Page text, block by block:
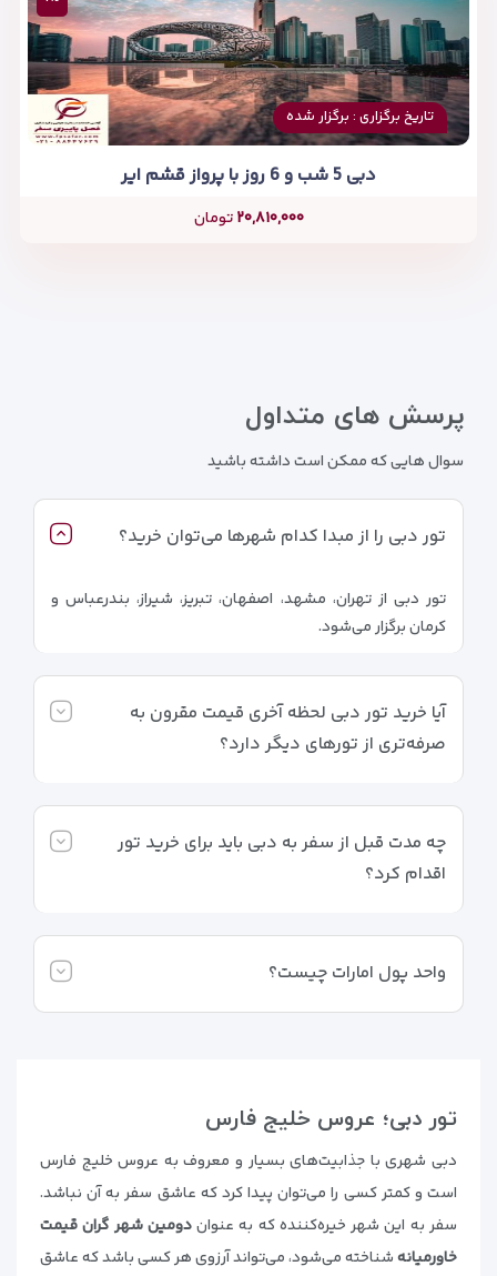
تاریخ برگزاری : برگزار شده
دبی 5 شب و 6 روز با پرواز قشم ایر
۲۰,۸۱۰,۰۰۰تومان
پرسش های متداول
سوال هایی که ممکن است داشته باشید
تور دبی را از مبدا کدام شهرها می‌توان خرید؟
تور دبی از تهران، مشهد، اصفهان، تبریز، شیراز، بندرعباس و
کرمان برگزار می‌شود.
آیا خرید تور دبی لحظه آخری قیمت مقرون به
صرفه‌تری از تورهای دیگر دارد؟
چه مدت قبل از سفر به دبی باید برای خرید تور
اقدام کرد؟
واحد پول امارات چیست؟
تور دبی؛ عروس خلیج فارس
دبی شهری با جذابیت‌های بسیار و معروف به عروس خلیج فارس
است و کمتر کسی را می‌توان پیدا کرد که عاشق سفر به آن نباشد.
سفر به این شهر خیره‌کننده که به عنواندومین شهر گران قیمت
خاورمیانهشناخته می‌شود، می‌تواند آرزوی هر کسی باشد که عاشق